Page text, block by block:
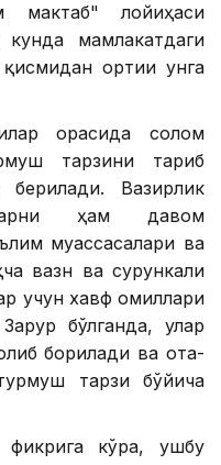
мактаб" лойиҳаси
кунда мамлакатдаги
ортиғи унга
орасида соғлом
тарзини тарғиб
Вазирлик
ҳам давом
муассасалари ва
вазн ва сурункали
учун хавф омиллари
бўлганда, улар
борилади ва ота-
тарзи бўйича
фикрига кўра, ушбу